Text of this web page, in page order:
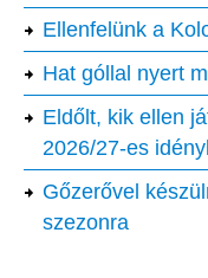
Ellenfelünk a
Hat góllal nyert
Eldőlt, kik ellen
2026/27-es
Gőzerővel
szezonra